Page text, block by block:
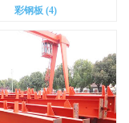
彩钢板 (4)